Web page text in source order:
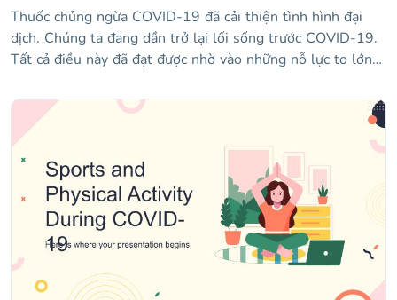
Thuốc chủng ngừa COVID-19 đã cải thiện tình hình đại
dịch. Chúng ta đang dần trở lại lối sống trước COVID-19.
Tất cả điều này đã đạt được nhờ vào những nỗ lực to lớn
một phương thuốc được tìm thấy. Tuy nhiên, các biến thể
mới của COVID-19 vẫn tiếp tục xuất hiện và chúng tôi
phải cảnh giác và tiếp tục nghiên cứu của mình. Với mẫu
theo chủ đề y tế này, bạn có thể cập nhật cho khán giả của
mình về các phát triển vắc xin mới hoặc những khám phá
khoa học mới có liên quan. Trong số các slide, bạn sẽ tìm
thấy nhiều nhãn dán đại diện cho vắc-xin và vi rút. Nếu
bạn muốn làm cho bài thuyết trình độc đáo hơn, chúng tôi
cũng đã bao gồm các tài nguyên thay thế hữu ích.